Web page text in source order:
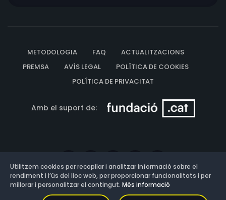
METODOLOGIA FAQ
ACTUALITZACIONS
PREMSA
AVÍS LEGAL
POLÍTICA DE COOKIES
POLÍTICA DE PRIVACITAT
Amb el suport de:
Utilitzem cookies per recopilar i analitzar informació sobre el
rendiment i l’ús del lloc web, per proporcionar funcionalitats i per
millorar i personalitzar el contingut. Més informació